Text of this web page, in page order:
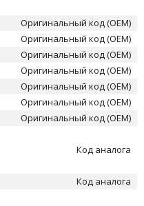
Оригинальный код (OEM)
Оригинальный код (OEM)
Оригинальный код (OEM)
Оригинальный код (OEM)
Оригинальный код (OEM)
Оригинальный код (OEM)
Оригинальный код (OEM)
Код аналога
Код аналога